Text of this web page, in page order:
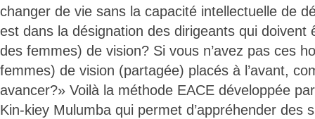
changer de vie sans la capacité intellectuelle de
est dans la désignation des dirigeants qui doivent
des femmes) de vision? Si vous n’avez pas ces
femmes) de vision (partagée) placés à l’avant,
avancer?» Voilà la méthode EACE développée
Kin-kiey Mulumba qui permet d’appréhender des